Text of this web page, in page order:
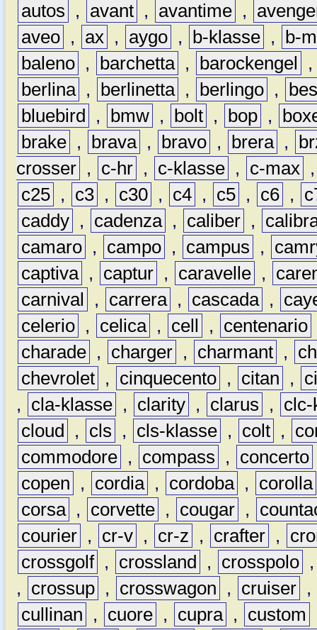
autos
, avant , avantime ,
aveo , ax , aygo , b-klasse ,
b-
baleno , barchetta , barockengel
berlina , berlinetta , berlingo ,
bluebird
, bmw , bolt , bop ,
brake , brava , bravo , brera ,
crosser , c-hr , c-klasse , c-max
c25 , c3 , c30 , c4 , c5 , c6 ,
caddy , cadenza , caliber ,
camaro , campo , campus ,
captiva , captur , caravelle ,
carnival
, carrera , cascada ,
celerio , celica , cell , centenario
charade , charger , charmant ,
chevrolet , cinquecento , citan ,
,
cla-klasse , clarity , clarus ,
clc-
cloud
, cls , cls-klasse , colt ,
commodore , compass , concerto
copen
, cordia , cordoba ,
corolla
corsa , corvette , cougar ,
courier , cr-v , cr-z , crafter ,
crossgolf , crossland , crosspolo
,
crossup , crosswagon , cruiser ,
cullinan
, cuore , cupra , custom